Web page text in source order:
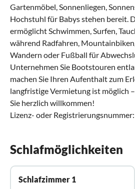
Gartenmöbel, Sonnenliegen,
Hochstuhl für Babys stehen bereit.
ermöglicht Schwimmen, Surfen,
während Radfahren,
Wandern oder Fußball für
Unternehmen Sie Bootstouren
machen Sie Ihren Aufenthalt zum
langfristige Vermietung ist möglich
Sie herzlich willkommen!
Lizenz- oder Registrierungsnummer:
Schlafmöglichkeiten
Schlafzimmer 1